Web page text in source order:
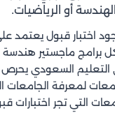
أو الرياضيات.
اختبار قبول يعتمد
برامج ماجستير هندسة
السعودي يحرص
لمعرفة الجامعات
التي تجر اختبارات